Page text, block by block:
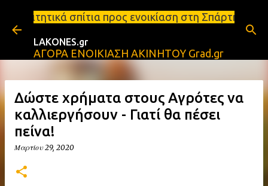
Μετάβαση στο κύριο περιεχόμενο
προς ενοικίαση στη Σπάρτη Ενοικιάσεις
LAKONES.gr
ΑΓΟΡΑ ΕΝΟΙΚΙΑΣΗ ΑΚΙΝΗΤΟΥ Grad.gr
Δώστε χρήματα στους Αγρότες να
καλλιεργήσουν - Γιατί θα πέσει
πείνα!
Μαρτίου 29, 2020